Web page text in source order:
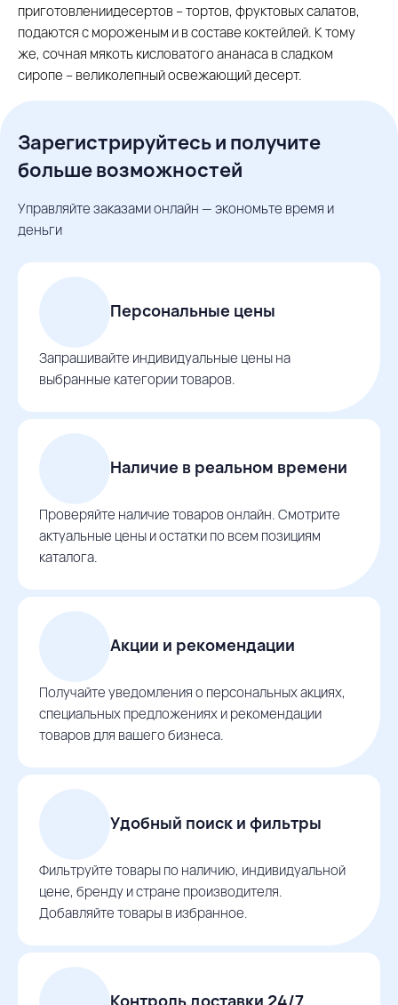
приготовлениидесертов – тортов, фруктовых салатов,
подаются с мороженым и в составе коктейлей. К тому
же, сочная мякоть кисловатого ананаса в сладком
сиропе – великолепный освежающий десерт.
Зарегистрируйтесь и получите
больше возможностей
Управляйте заказами онлайн — экономьте время и
деньги
Персональные цены
Запрашивайте индивидуальные цены на
выбранные категории товаров.
Наличие в реальном времени
Проверяйте наличие товаров онлайн. Смотрите
актуальные цены и остатки по всем позициям
каталога.
Акции и рекомендации
Получайте уведомления о персональных акциях,
специальных предложениях и рекомендации
товаров для вашего бизнеса.
Удобный поиск и фильтры
Фильтруйте товары по наличию, индивидуальной
цене, бренду и стране производителя.
Добавляйте товары в избранное.
Контроль доставки 24/7